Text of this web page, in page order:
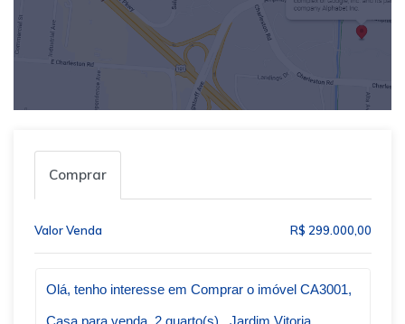
Comprar
Valor Venda R$ 299.000,00